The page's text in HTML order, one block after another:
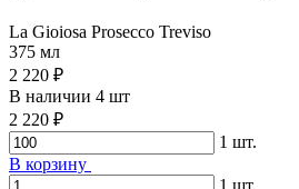
La Gioiosa Prosecco Treviso
375 мл
2 220 ₽
В наличии 4 шт
2 220 ₽
1 шт.
В корзину
1 шт